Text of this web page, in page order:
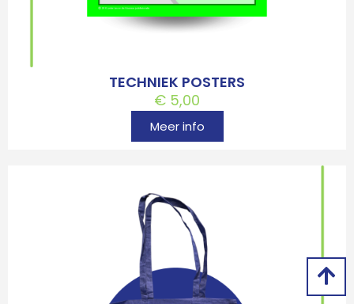
TECHNIEK POSTERS
€ 5,00
Meer info